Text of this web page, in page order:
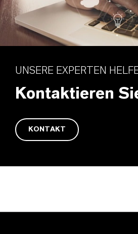
UNSERE EXPERTEN
Kontaktieren
KONTAKT